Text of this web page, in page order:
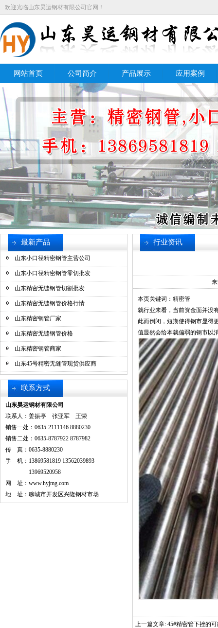
欢迎光临山东昊运钢材有限公司官网！
网站首页 公司简介 产品展示 应用案例
最新产品
山东小口径精密钢管主营公司
山东小口径精密钢管零切批发
山东精密无缝钢管切割批发
山东精密无缝钢管价格行情
山东精密钢管厂家
山东精密无缝钢管价格
山东精密钢管商家
山东45号精密无缝管现货供应商
联系方式
山东昊运钢材有限公司
联系人：姜振亭 张亚军 王荣
销售一处：0635-2111146 8880230
销售二处：0635-8787922 8787982
传 真：0635-8880230
手 机：13869581819 13562039893
13969520958
网 址： www.hyjmg.com
地 址：聊城市开发区兴隆钢材市场
行业资讯
本页关键词：精密管
就行业来看，当前资金面并没
此而倒闭，短期使得钢市显得
值显然会给本就偏弱的钢市以
上一篇文章: 45#精密管下挫的